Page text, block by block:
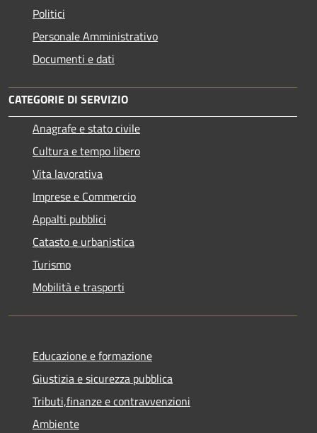
Politici
Personale Amministrativo
Documenti e dati
CATEGORIE DI SERVIZIO
Anagrafe e stato civile
Cultura e tempo libero
Vita lavorativa
Imprese e Commercio
Appalti pubblici
Catasto e urbanistica
Turismo
Mobilità e trasporti
Educazione e formazione
Giustizia e sicurezza pubblica
Tributi,finanze e contravvenzioni
Ambiente